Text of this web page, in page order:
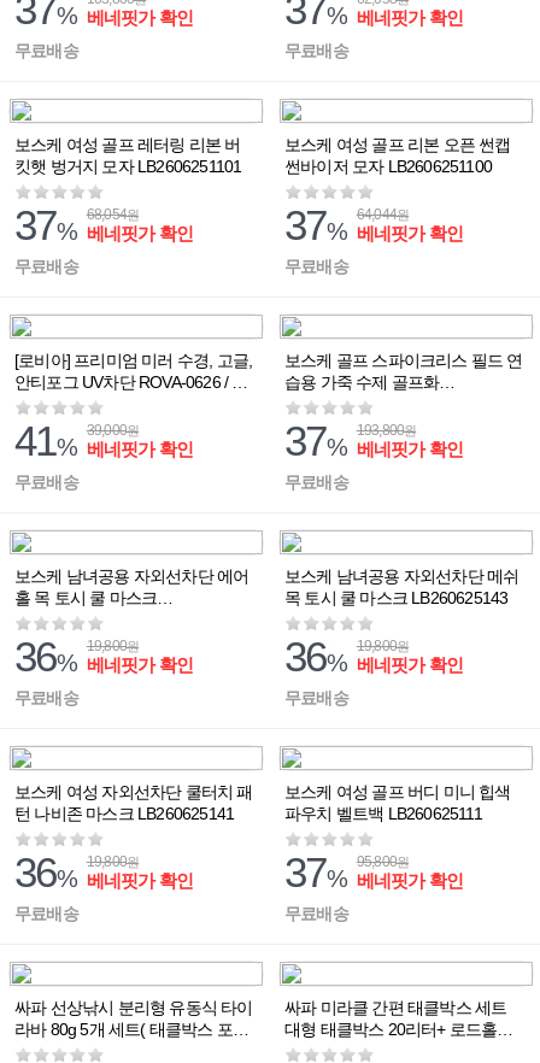
% 베네핏가 확인
무료배송
% 베네핏가 확인
무료배송
보스케 여성 골프 레터링 리본 버
킷햇 벙거지 모자 LB2606251101
37%
68,054원
베네핏가 확인
무료배송
보스케 여성 골프 리본 오픈 썬캡
썬바이저 모자 LB2606251100
37%
64,044원
베네핏가 확인
무료배송
[로비아] 프리미엄 미러 수경, 고글,
안티포그 UV차단 ROVA-0626 / 블
랙색상
41%
39,000원
베네핏가 확인
무료배송
보스케 골프 스파이크리스 필드 연
습용 가죽 수제 골프화
LB260625173
37%
193,800원
베네핏가 확인
무료배송
보스케 남녀공용 자외선차단 에어
홀 목 토시 쿨 마스크
LB260625144
36%
19,800원
베네핏가 확인
무료배송
보스케 남녀공용 자외선차단 메쉬
목 토시 쿨 마스크 LB260625143
36%
19,800원
베네핏가 확인
무료배송
보스케 여성 자외선차단 쿨터치 패
턴 나비존 마스크 LB260625141
36%
19,800원
베네핏가 확인
무료배송
보스케 여성 골프 버디 미니 힙색
파우치 벨트백 LB260625111
37%
95,800원
베네핏가 확인
무료배송
싸파 선상낚시 분리형 유동식 타이
라바 80g 5개 세트( 태클박스 포함
)
싸파 미라클 간편 태클박스 세트
대형 태클박스 20리터+ 로드홀더 2
개